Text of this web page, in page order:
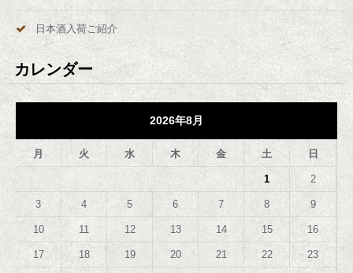
日本酒入荷ご紹介
カレンダー
2026年8月
月 火 水 木 金 土 日
1 2
3 4 5 6 7 8 9
10 11 12 13 14 15 16
17 18 19 20 21 22 23